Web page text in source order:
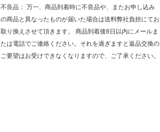
不良品： 万一、商品到着時に不良品や、またお申し込み
の商品と異なったものが届いた場合は送料弊社負担にてお
取り換えさせて頂きます。 商品到着後8日以内にメールま
たは電話でご連絡ください。それを過ぎますと返品交換の
ご要望はお受けできなくなりますので、ご了承ください。